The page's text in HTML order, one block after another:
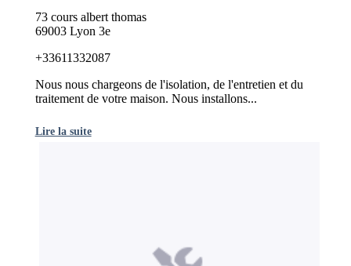
73 cours albert thomas
69003 Lyon 3e
+33611332087
Nous nous chargeons de l'isolation, de l'entretien et du
traitement de votre maison. Nous installons...
Lire la suite